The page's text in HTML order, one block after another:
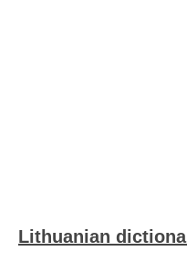
Lithuanian